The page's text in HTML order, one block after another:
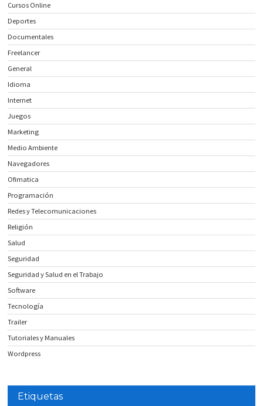
Cursos Online
Deportes
Documentales
Freelancer
General
Idioma
Internet
Juegos
Marketing
Medio Ambiente
Navegadores
Ofimatica
Programación
Redes y Telecomunicaciones
Religión
Salud
Seguridad
Seguridad y Salud en el Trabajo
Software
Tecnología
Trailer
Tutoriales y Manuales
Wordpress
Etiquetas